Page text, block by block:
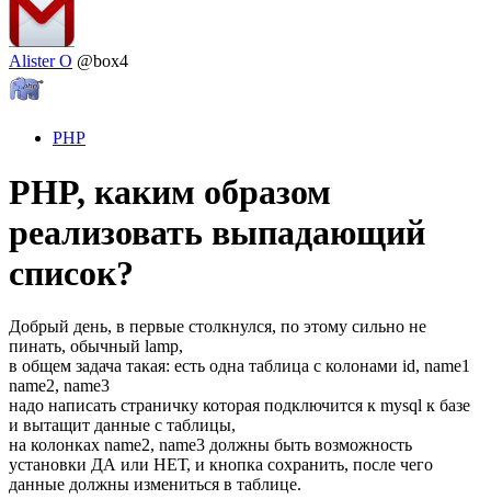
Alister O @box4
PHP
PHP, каким образом
реализовать выпадающий
список?
Добрый день, в первые столкнулся, по этому сильно не
пинать, обычный lamp,
в общем задача такая: есть одна таблица с колонами id, name1
name2, name3
надо написать страничку которая подключится к mysql к базе
и вытащит данные с таблицы,
на колонках name2, name3 должны быть возможность
установки ДА или НЕТ, и кнопка сохранить, после чего
данные должны измениться в таблице.